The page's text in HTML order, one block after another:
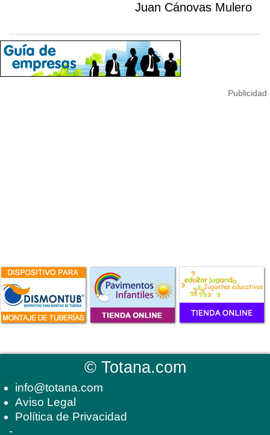
Juan Cánovas Mulero
©Totana.com
info@totana.com
Aviso Legal
Política de Privacidad
-